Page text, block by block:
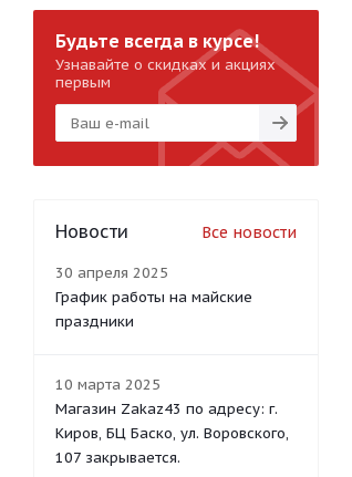
Будьте всегда в курсе!
Узнавайте о скидках и акциях
первым
Новости Все новости
30 апреля 2025
График работы на майские
праздники
10 марта 2025
Магазин Zakaz43 по адресу: г.
Киров, БЦ Баско, ул. Воровского,
107 закрывается.